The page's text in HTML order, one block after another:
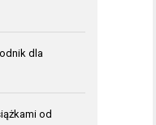
dla
od